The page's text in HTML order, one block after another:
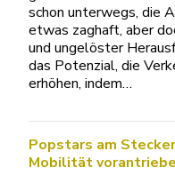
schon unterwegs, die
etwas zaghaft, aber
und ungelöster
das Potenzial, die
erhöhen, indem…
Popstars am
Mobilität